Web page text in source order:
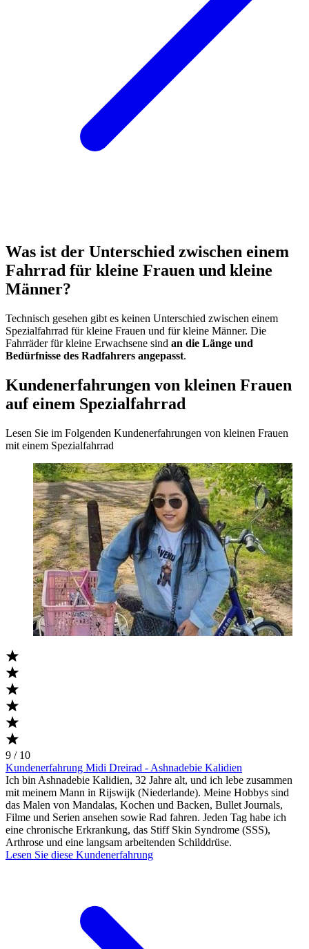
Was ist der Unterschied zwischen einem
Fahrrad für kleine Frauen und kleine
Männer?
Technisch gesehen gibt es keinen Unterschied zwischen einem
Spezialfahrrad für kleine Frauen und für kleine Männer. Die
Fahrräder für kleine Erwachsene sind an die Länge und
Bedürfnisse des Radfahrers angepasst.
Kundenerfahrungen von kleinen Frauen
auf einem Spezialfahrrad
Lesen Sie im Folgenden Kundenerfahrungen von kleinen Frauen
mit einem Spezialfahrrad
9 / 10
Kundenerfahrung Midi Dreirad - Ashnadebie Kalidien
Ich bin Ashnadebie Kalidien, 32 Jahre alt, und ich lebe zusammen
mit meinem Mann in Rijswijk (Niederlande). Meine Hobbys sind
das Malen von Mandalas, Kochen und Backen, Bullet Journals,
Filme und Serien ansehen sowie Rad fahren. Jeden Tag habe ich
eine chronische Erkrankung, das Stiff Skin Syndrome (SSS),
Arthrose und eine langsam arbeitenden Schilddrüse.
Lesen Sie diese Kundenerfahrung